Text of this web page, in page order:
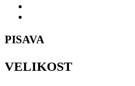
PISAVA
VELIKOST